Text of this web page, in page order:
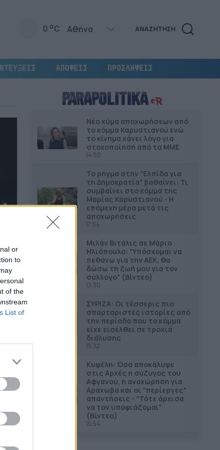
or
to
of the
List of
0 oC ΑΝΑΖΗΤΗΣΗ
ΑΠΟΨΕΙΣ ΠΡΟΣΛΗΨΕΙΣ
Νέο κύμα αποχωρήσεων από
το κόμμα Καρυστιανού ενώ
το κίνημα κάνει λόγο για
στοχοποίηση από τα ΜΜΕ
14:50
Το ρήγμα στην "Ελπίδα για
τη Δημοκρατία" βαθαίνει: Τι
συμβαίνει στο κόμμα της
Μαρίας Καρυστιανού - Η
επόμενη μέρα μετά τις
αποχωρήσεις
17:54
Μιλάν Βιτάλις σε Μάριο
Ηλιόπουλο: "Υπόσχομαι να
πεθάνω για την ΑΕΚ, θα
δώσω τη ζωή μου για τον
σύλλογο" (Βίντεο)
13:30
ΣΥΡΙΖΑ: Οι τέσσερις πιο
σπαρταριστές ιστορίες από
την περίοδο που το κόµµα
είχε εισέλθει σε τροχιά
διάλυσης
15:32
Κυψέλη: Όσα αποκάλυψε
στις Αρχές η σύζυγος του
Αφγανού, η αναχώρηση για
Αράχωβα και οι "περίεργες"
απαντήσεις - "Τότε άρχισα
να τον υποψιάζομαι"
(Βίντεο)
15:54